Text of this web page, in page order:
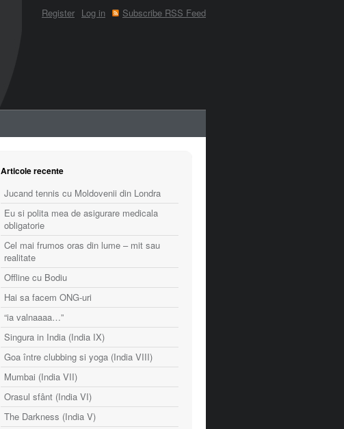
Register Log in Subscribe RSS Feed
Articole recente
Jucand tennis cu Moldovenii din Londra
Eu si polita mea de asigurare medicala
obligatorie
Cel mai frumos oras din lume – mit sau
realitate
Offline cu Bodiu
Hai sa facem ONG-uri
“ia valnaaaa…”
Singura in India (India IX)
Goa între clubbing si yoga (India VIII)
Mumbai (India VII)
Orasul sfânt (India VI)
The Darkness (India V)